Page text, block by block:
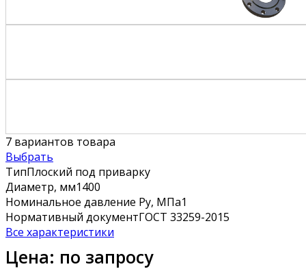
7 вариантов товара
Выбрать
ТипПлоский под приварку
Диаметр, мм1400
Номинальное давление Ру, МПа1
Нормативный документГОСТ 33259-2015
Все характеристики
Цена: по запросу